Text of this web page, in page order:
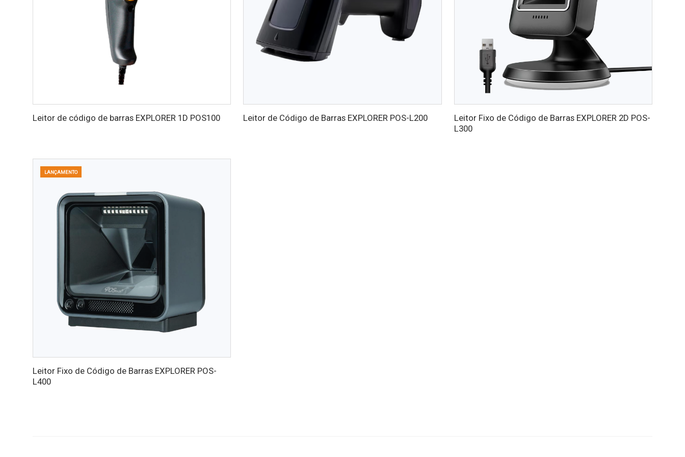
Leitor de código de barras EXPLORER 1D POS100 Leitor de Código de Barras EXPLORER POS-L200
Leitor Fixo de Código de Barras EXPLORER 2D POS-
L300
LANÇAMENTO
Leitor Fixo de Código de Barras EXPLORER POS-
L400